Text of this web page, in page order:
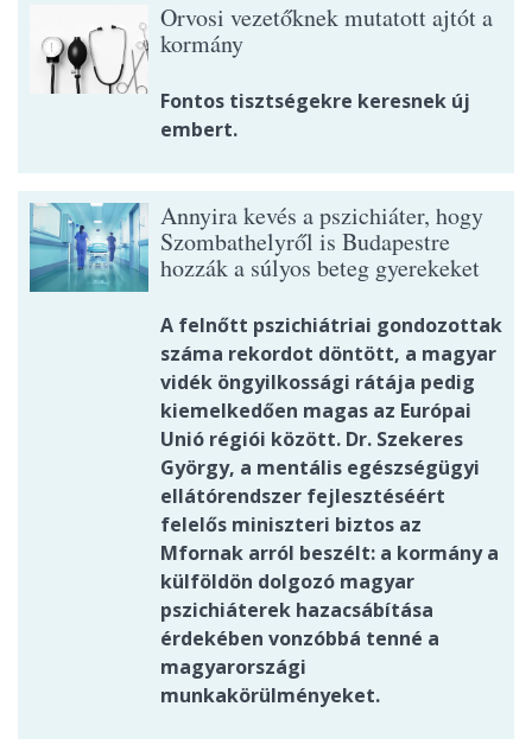
Orvosi vezetőknek mutatott ajtót a
kormány
Fontos tisztségekre keresnek új
embert.
Annyira kevés a pszichiáter, hogy
Szombathelyről is Budapestre
hozzák a súlyos beteg gyerekeket
A felnőtt pszichiátriai gondozottak
száma rekordot döntött, a magyar
vidék öngyilkossági rátája pedig
kiemelkedően magas az Európai
Unió régiói között. Dr. Szekeres
György, a mentális egészségügyi
ellátórendszer fejlesztéséért
felelős miniszteri biztos az
Mfornak arról beszélt: a kormány a
külföldön dolgozó magyar
pszichiáterek hazacsábítása
érdekében vonzóbbá tenné a
magyarországi
munkakörülményeket.